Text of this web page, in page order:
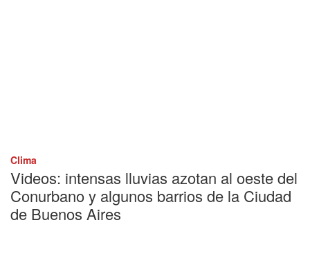
Clima
Videos: intensas lluvias azotan al oeste del
Conurbano y algunos barrios de la Ciudad
de Buenos Aires